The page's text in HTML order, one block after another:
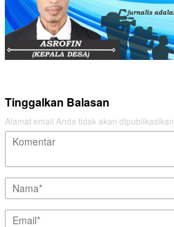
Tinggalkan Balasan
Alamat email Anda tidak akan dipublikasikan.